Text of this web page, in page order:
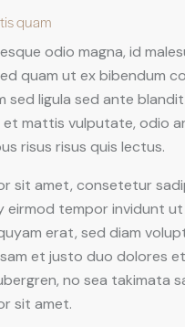
quam
odio magna, id
quam ut ex bibendum
sed ligula sed ante
et mattis vulputate, odio
risus risus quis lectus.
sit amet, consetetur
eirmod tempor invidunt
erat, sed diam
et justo duo dolores
no sea takimata
sit amet.